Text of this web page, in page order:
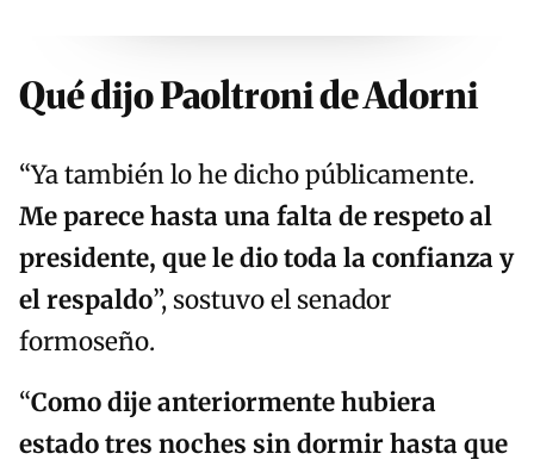
Qué dijo Paoltroni de Adorni
“Ya también lo he dicho públicamente.
Me parece hasta una falta de respeto al
presidente, que le dio toda la confianza y
el respaldo”, sostuvo el senador
formoseño.
“Como dije anteriormente hubiera
estado tres noches sin dormir hasta que